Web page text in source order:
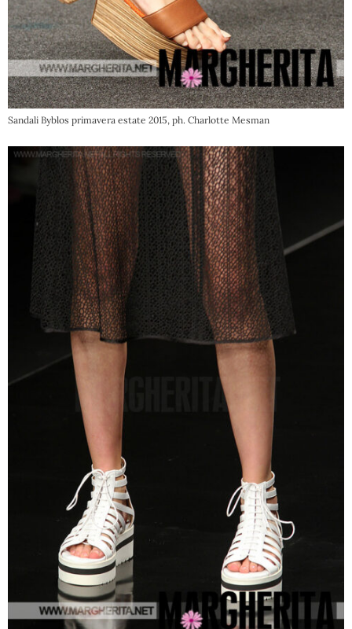
Sandali Byblos primavera estate 2015, ph. Charlotte Mesman